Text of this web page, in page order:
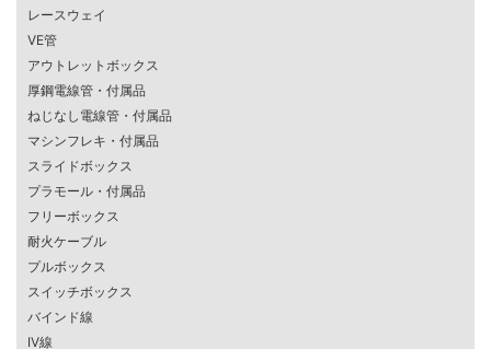
レースウェイ
VE管
アウトレットボックス
厚鋼電線管・付属品
ねじなし電線管・付属品
マシンフレキ・付属品
スライドボックス
プラモール・付属品
フリーボックス
耐火ケーブル
プルボックス
スイッチボックス
バインド線
IV線